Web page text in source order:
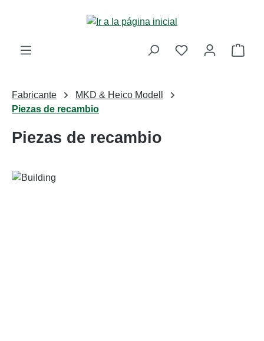
Saltar al contenido principal
La
Fabricante
MKD & Heico Modell
Piezas de recambio
Piezas de recambio